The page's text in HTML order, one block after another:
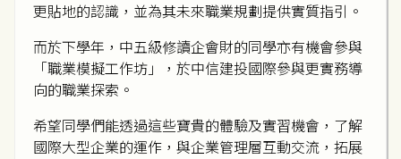
更貼地的認識，並為其未來職業規劃提供實質指引。
而於下學年，中五級修讀企會財的同學亦有機會參與
「職業模擬工作坊」，於中信建投國際參與更實務導
向的職業探索。
希望同學們能透過這些寶貴的體驗及實習機會，了解
國際大型企業的運作，與企業管理層互動交流，拓展